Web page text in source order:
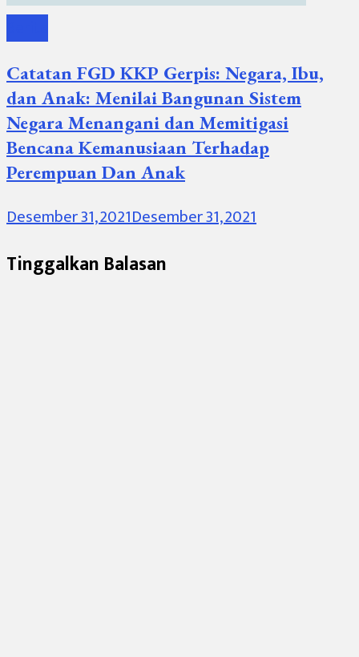
Catatan FGD KKP Gerpis: Negara, Ibu,
dan Anak: Menilai Bangunan Sistem
Negara Menangani dan Memitigasi
Bencana Kemanusiaan Terhadap
Perempuan Dan Anak
Desember 31, 2021Desember 31, 2021
Tinggalkan Balasan